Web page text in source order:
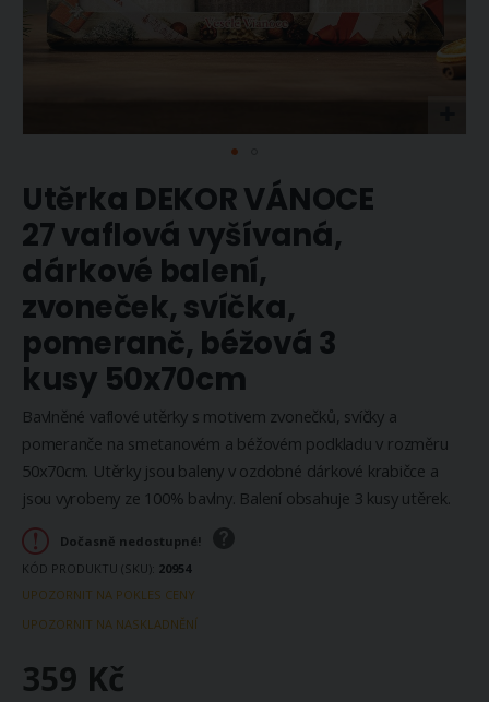
na
začátek
galerie
s
obrázky
Utěrka DEKOR VÁNOCE
27 vaflová vyšívaná,
dárkové balení,
zvoneček, svíčka,
pomeranč, béžová 3
kusy 50x70cm
Bavlněné vaflové utěrky s motivem zvonečků, svíčky a
pomeranče na smetanovém a béžovém podkladu v rozměru
50x70cm. Utěrky jsou baleny v ozdobné dárkové krabičce a
jsou vyrobeny ze 100% bavlny. Balení obsahuje 3 kusy utěrek.
Dočasně nedostupné!
KÓD PRODUKTU (SKU) 20954
UPOZORNIT NA POKLES CENY
UPOZORNIT NA NASKLADNĚNÍ
359 Kč